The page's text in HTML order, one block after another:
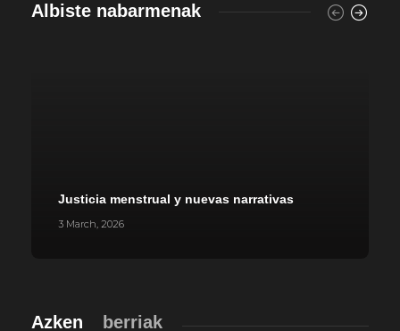
Albiste nabarmenak
Justicia menstrual y nuevas narrativas
3 March, 2026
Azken berriak